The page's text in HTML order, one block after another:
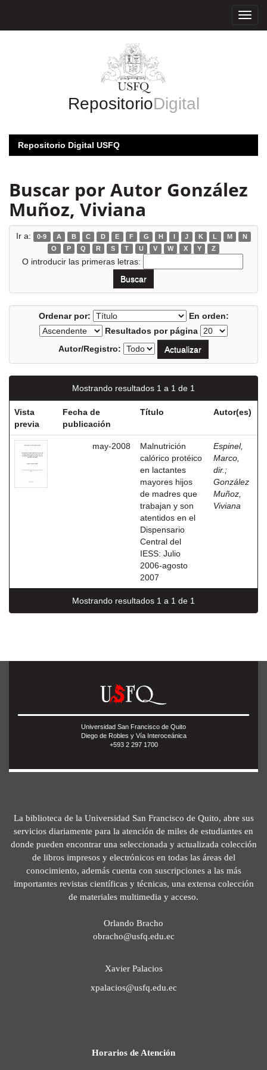
RepositorioDigital
Repositorio Digital USFQ
Buscar por Autor González
Muñoz, Viviana
Ir a: 0-9 A B C D E F G H I J K L M
N
O
P Q R S T U V W X Y Z
O introducir las primeras letras:
Ordenar por:
En orden:
Resultados por página
Autor/Registro:
Mostrando resultados 1 a 1 de 1
Vista
previa
Fecha de
publicación
Título Autor(es)
may-2008
Malnutrición
calórico protéico
en lactantes
mayores hijos
de madres que
trabajan y son
atentidos en el
Dispensario
Central del
IESS: Julio
2006-agosto
2007
Espinel,
Marco,
dir. ;
González
Muñoz,
Viviana
Mostrando resultados 1 a 1 de 1
Universidad San Francisco de Quito
Diego de Robles y Vía Interoceánica
+593 2 297 1700
La biblioteca de la Universidad San Francisco de Quito, abre sus
servicios diariamente para la atención de miles de estudiantes en
donde pueden encontrar una seleccionada y actualizada colección
de libros impresos y electrónicos en todas las áreas del
conocimiento, además cuenta con suscripciones a las más
importantes revistas científicas y técnicas, una extensa colección
de materiales multimedia y acceso.
Orlando Bracho
obracho@usfq.edu.ec
Xavier Palacios
xpalacios@usfq.edu.ec
Horarios de Atención